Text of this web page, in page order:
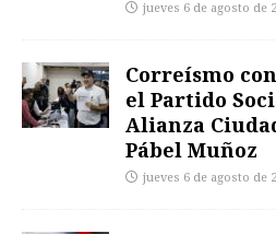
jueves 6 de agosto de
Correísmo
el Partido
Alianza
Pábel Muñoz
jueves 6 de agosto de